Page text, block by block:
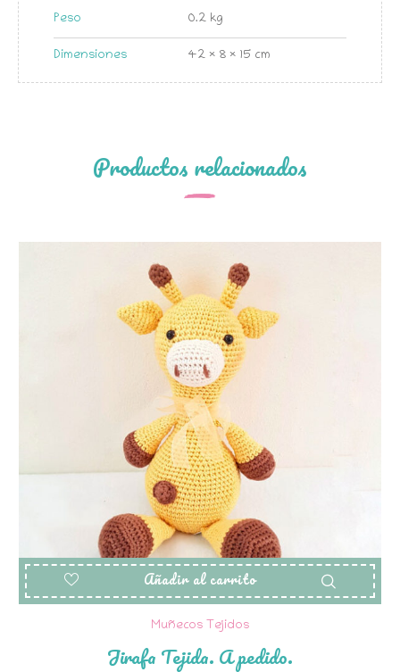
Peso 0.2 kg
Dimensiones 42 × 8 × 15 cm
Productos relacionados
Añadir al carrito
Muñecos Tejidos
Jirafa Tejida. A pedido.